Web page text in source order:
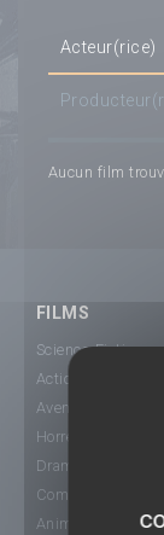
Acteur(rice)
Aucun film
FILMS
Science-Fiction
Action
Aventure
Horreur
Drame
Comédie
Animation